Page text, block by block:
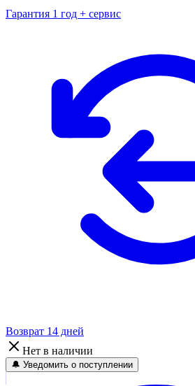
Гарантия 1 год + сервис
Возврат 14 дней
Нет в наличии
🔔 Уведомить о поступлении